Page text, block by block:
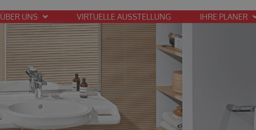
ÜBER UNS VIRTUELLE AUSSTELLUNG IHRE PLANER